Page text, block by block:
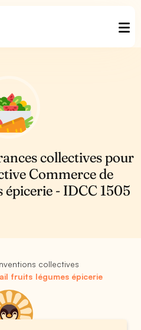
collectives pour
Commerce de
- IDCC 1505
collectives
fruits légumes épicerie